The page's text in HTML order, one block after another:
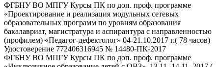
ФГБНУ ВО МПГУ Курсы ПК по доп. проф. программе
«Проектирование и реализация модульных сетевых
образовательных программ по уровням образования
бакалавриат, магистратура и аспирантура с направленностью
(профилем) «Педагог-дефектолог» 04-21.10.2017 г.( 78 часов)
Удостоверение 772406316945 № 14480-ПК-2017
ФГБНУ ВО МПГУ Курсы ПК по доп. проф. программе